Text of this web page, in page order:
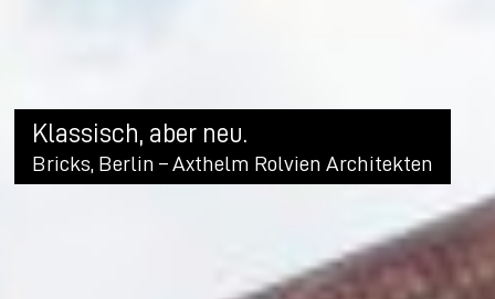
Klassisch, aber neu.
Bricks, Berlin – Axthelm Rolvien Architekten